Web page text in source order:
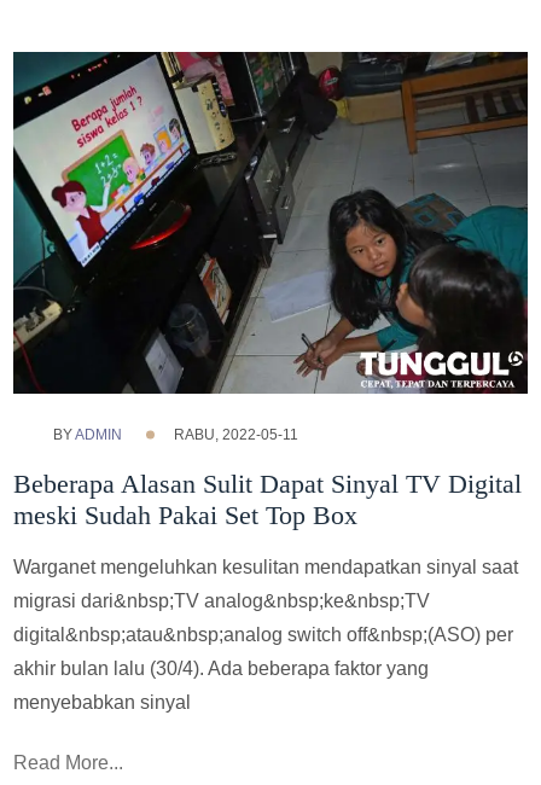
BYADMIN RABU, 2022-05-11
Beberapa Alasan Sulit Dapat Sinyal TV Digital
meski Sudah Pakai Set Top Box
Warganet mengeluhkan kesulitan mendapatkan sinyal saat
migrasi dari&nbsp;TV analog&nbsp;ke&nbsp;TV
digital&nbsp;atau&nbsp;analog switch off&nbsp;(ASO) per
akhir bulan lalu (30/4). Ada beberapa faktor yang
menyebabkan sinyal
Read More...